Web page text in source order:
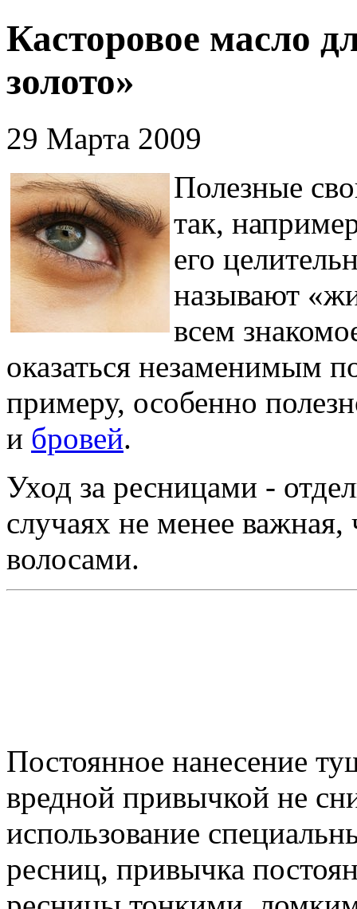
Касторовое масло
золото»
29 Марта 2009
Полезные
так,
его
называют
всем
оказаться незаменимым
примеру, особенно
и бровей.
Уход за ресницами -
случаях не менее
волосами.
Постоянное нанесение
вредной привычкой не
использование
ресниц, привычка